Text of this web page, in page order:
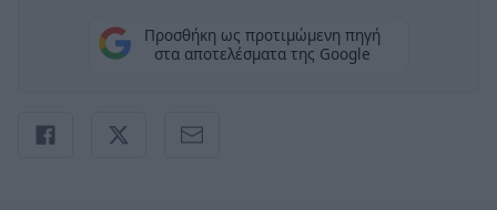
Προσθήκη ως προτιμώμενη πηγή
στα αποτελέσματα της Google